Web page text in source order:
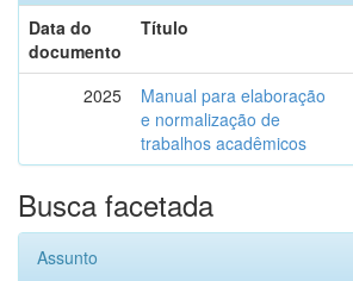
Data do
documento
Título
2025
Manual para elaboração
e normalização de
trabalhos acadêmicos
Busca facetada
Assunto